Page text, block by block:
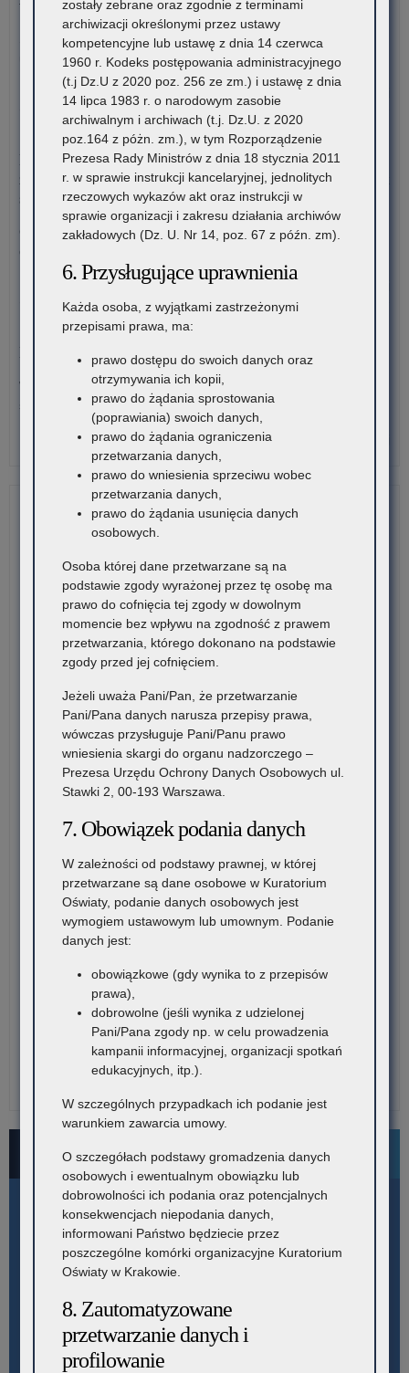
wieś”
Stowarzyszenie „Kulturalne Ponidzie” w Chrobrzu zaprasza do
udziału w Ogólnopolskim…
3 sierpnia 2026
Komunikat Małopolskiego Kuratora Oświaty w sprawie
zgłaszania zawodów wiedzy, artystycznych i sportowych na rok
szkolny 2027/2028
Organizatorzy zawodów wiedzy, artystycznych i sportowych
30 lipca 2026
Komunikat – Urząd nieczynny z powodu dni wolnych
W tych terminach Urząd pozostanie nieczynny. Wszystkie
sprawy będzie można…
Bezpłatne numery pomocowe
zostały zebrane oraz zgodnie z terminami
archiwizacji określonymi przez ustawy
kompetencyjne lub ustawę z dnia 14 czerwca
1960 r. Kodeks postępowania administracyjnego
(t.j Dz.U z 2020 poz. 256 ze zm.) i ustawę z dnia
14 lipca 1983 r. o narodowym zasobie
archiwalnym i archiwach (t.j. Dz.U. z 2020
poz.164 z póżn. zm.), w tym Rozporządzenie
Prezesa Rady Ministrów z dnia 18 stycznia 2011
r. w sprawie instrukcji kancelaryjnej, jednolitych
rzeczowych wykazów akt oraz instrukcji w
sprawie organizacji i zakresu działania archiwów
zakładowych (Dz. U. Nr 14, poz. 67 z późn. zm).
6. Przysługujące uprawnienia
Każda osoba, z wyjątkami zastrzeżonymi
przepisami prawa, ma:
prawo dostępu do swoich danych oraz
otrzymywania ich kopii,
prawo do żądania sprostowania
(poprawiania) swoich danych,
prawo do żądania ograniczenia
przetwarzania danych,
prawo do wniesienia sprzeciwu wobec
przetwarzania danych,
prawo do żądania usunięcia danych
osobowych.
Osoba której dane przetwarzane są na
podstawie zgody wyrażonej przez tę osobę ma
prawo do cofnięcia tej zgody w dowolnym
momencie bez wpływu na zgodność z prawem
przetwarzania, którego dokonano na podstawie
zgody przed jej cofnięciem.
Jeżeli uważa Pani/Pan, że przetwarzanie
Pani/Pana danych narusza przepisy prawa,
wówczas przysługuje Pani/Panu prawo
wniesienia skargi do organu nadzorczego –
Prezesa Urzędu Ochrony Danych Osobowych ul.
Stawki 2, 00-193 Warszawa.
7. Obowiązek podania danych
W zależności od podstawy prawnej, w której
przetwarzane są dane osobowe w Kuratorium
Oświaty, podanie danych osobowych jest
wymogiem ustawowym lub umownym. Podanie
danych jest:
obowiązkowe (gdy wynika to z przepisów
prawa),
dobrowolne (jeśli wynika z udzielonej
Pani/Pana zgody np. w celu prowadzenia
kampanii informacyjnej, organizacji spotkań
edukacyjnych, itp.).
W szczególnych przypadkach ich podanie jest
warunkiem zawarcia umowy.
O szczegółach podstawy gromadzenia danych
osobowych i ewentualnym obowiązku lub
dobrowolności ich podania oraz potencjalnych
konsekwencjach niepodania danych,
informowani Państwo będziecie przez
poszczególne komórki organizacyjne Kuratorium
Oświaty w Krakowie.
8. Zautomatyzowane
przetwarzanie danych i
profilowanie